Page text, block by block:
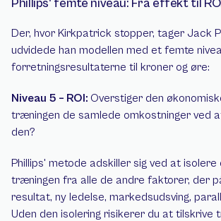
Phillips' femte niveau: Fra effekt til ROI
Der, hvor Kirkpatrick stopper, tager Jack
udvidede han modellen med et femte
forretningsresultaterne til kroner og øre:
Niveau 5 – ROI: Overstiger den
træningen de samlede omkostninger ved
den?
Phillips' metode adskiller sig ved at
træningen fra alle de andre faktorer, der
resultat, ny ledelse, markedsudsving,
Uden den isolering risikerer du at tilskrive